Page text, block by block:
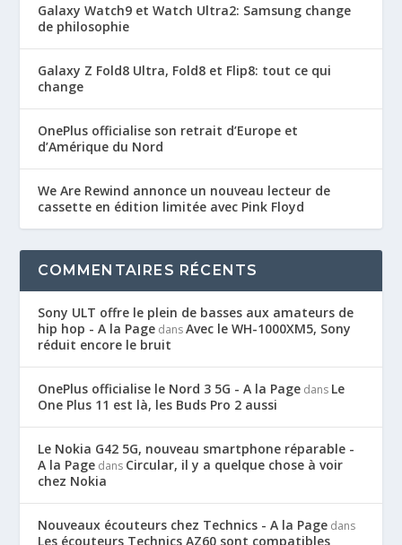
Galaxy Watch9 et Watch Ultra2: Samsung change
de philosophie
Galaxy Z Fold8 Ultra, Fold8 et Flip8: tout ce qui
change
OnePlus officialise son retrait d’Europe et
d’Amérique du Nord
We Are Rewind annonce un nouveau lecteur de
cassette en édition limitée avec Pink Floyd
COMMENTAIRES RÉCENTS
Sony ULT offre le plein de basses aux amateurs de
hip hop - A la Page dansAvec le WH-1000XM5, Sony
réduit encore le bruit
OnePlus officialise le Nord 3 5G - A la Page dans Le
One Plus 11 est là, les Buds Pro 2 aussi
Le Nokia G42 5G, nouveau smartphone réparable -
A la Page dans Circular, il y a quelque chose à voir
chez Nokia
Nouveaux écouteurs chez Technics - A la Page dans
Les écouteurs Technics AZ60 sont compatibles